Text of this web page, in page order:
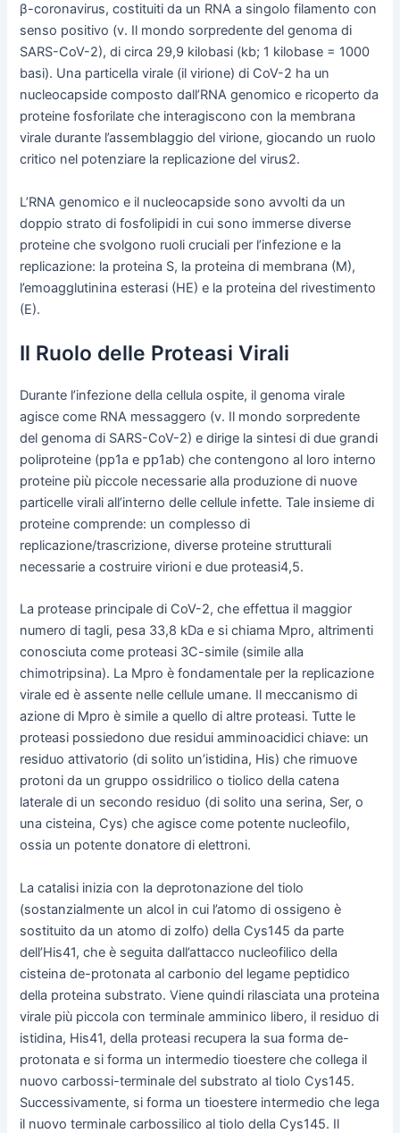
β-coronavirus, costituiti da un RNA a singolo filamento con
senso positivo (v. Il mondo sorpredente del genoma di
SARS-CoV-2), di circa 29,9 kilobasi (kb; 1 kilobase = 1000
basi). Una particella virale (il virione) di CoV-2 ha un
nucleocapside composto dall’RNA genomico e ricoperto da
proteine fosforilate che interagiscono con la membrana
virale durante l’assemblaggio del virione, giocando un ruolo
critico nel potenziare la replicazione del virus2.
L’RNA genomico e il nucleocapside sono avvolti da un
doppio strato di fosfolipidi in cui sono immerse diverse
proteine che svolgono ruoli cruciali per l’infezione e la
replicazione: la proteina S, la proteina di membrana (M),
l’emoagglutinina esterasi (HE) e la proteina del rivestimento
(E).
Il Ruolo delle Proteasi Virali
Durante l’infezione della cellula ospite, il genoma virale
agisce come RNA messaggero (v. Il mondo sorpredente
del genoma di SARS-CoV-2) e dirige la sintesi di due grandi
poliproteine (pp1a e pp1ab) che contengono al loro interno
proteine più piccole necessarie alla produzione di nuove
particelle virali all’interno delle cellule infette. Tale insieme di
proteine comprende: un complesso di
replicazione/trascrizione, diverse proteine strutturali
necessarie a costruire virioni e due proteasi4,5.
La protease principale di CoV-2, che effettua il maggior
numero di tagli, pesa 33,8 kDa e si chiama Mpro, altrimenti
conosciuta come proteasi 3C-simile (simile alla
chimotripsina). La Mpro è fondamentale per la replicazione
virale ed è assente nelle cellule umane. Il meccanismo di
azione di Mpro è simile a quello di altre proteasi. Tutte le
proteasi possiedono due residui amminoacidici chiave: un
residuo attivatorio (di solito un’istidina, His) che rimuove
protoni da un gruppo ossidrilico o tiolico della catena
laterale di un secondo residuo (di solito una serina, Ser, o
una cisteina, Cys) che agisce come potente nucleofilo,
ossia un potente donatore di elettroni.
La catalisi inizia con la deprotonazione del tiolo
(sostanzialmente un alcol in cui l’atomo di ossigeno è
sostituito da un atomo di zolfo) della Cys145 da parte
dell’His41, che è seguita dall’attacco nucleofilico della
cisteina de-protonata al carbonio del legame peptidico
della proteina substrato. Viene quindi rilasciata una proteina
virale più piccola con terminale amminico libero, il residuo di
istidina, His41, della proteasi recupera la sua forma de-
protonata e si forma un intermedio tioestere che collega il
nuovo carbossi-terminale del substrato al tiolo Cys145.
Successivamente, si forma un tioestere intermedio che lega
il nuovo terminale carbossilico al tiolo della Cys145. Il